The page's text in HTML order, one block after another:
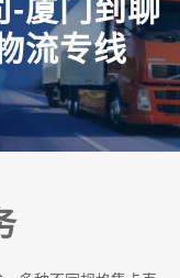
-厦门到聊
流专线